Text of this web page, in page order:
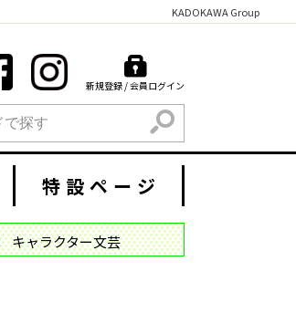
KADOKAWA Group
新規登録 / 会員ログイン
検索
特設ページ
キャラクター文芸